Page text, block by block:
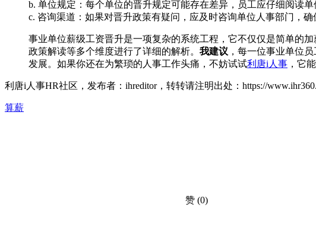
b. 单位规定：每个单位的晋升规定可能存在差异，员工应仔细阅读单
c. 咨询渠道：如果对晋升政策有疑问，应及时咨询单位人事部门，确
事业单位薪级工资晋升是一项复杂的系统工程，它不仅仅是简单的
政策解读等多个维度进行了详细的解析。 我建议 ，每一位事业单位
发展。如果你还在为繁琐的人事工作头痛，不妨试试利唐i人事 ，它
利唐i人事HR社区，发布者：ihreditor，转转请注明出处： https://
算薪
赞 (0)